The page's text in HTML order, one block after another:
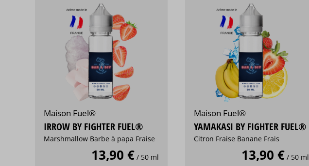
Maison Fuel®
IRROW BY FIGHTER FUEL®
Marshmallow Barbe à papa Fraise
13,90 € / 50 ml
Maison Fuel®
YAMAKASI BY FIGHTER FUEL®
Citron Fraise Banane Frais
13,90 € / 50 ml